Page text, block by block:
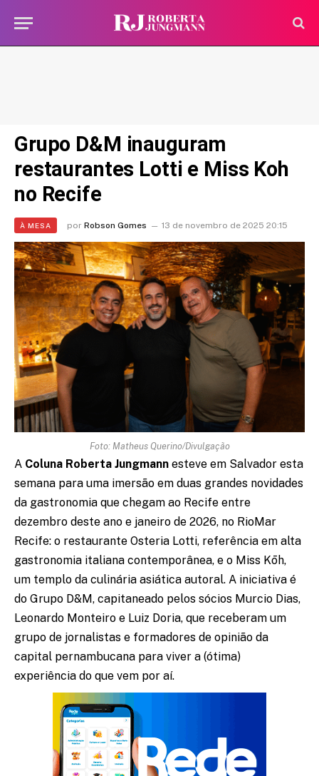
Grupo D&M inauguram
restaurantes Lotti e Miss Koh
no Recife
À MESA por Robson Gomes 13 de novembro de 2025 20:15
Foto: Matheus Querino/Divulgação
A Coluna Roberta Jungmann esteve em Salvador esta
semana para uma imersão em duas grandes novidades
da gastronomia que chegam ao Recife entre
dezembro deste ano e janeiro de 2026, no RioMar
Recife: o restaurante Osteria Lotti, referência em alta
gastronomia italiana contemporânea, e o Miss Kōh,
um templo da culinária asiática autoral. A iniciativa é
do Grupo D&M, capitaneado pelos sócios Murcio Dias,
Leonardo Monteiro e Luiz Doria, que receberam um
grupo de jornalistas e formadores de opinião da
capital pernambucana para viver a (ótima)
experiência do que vem por aí.